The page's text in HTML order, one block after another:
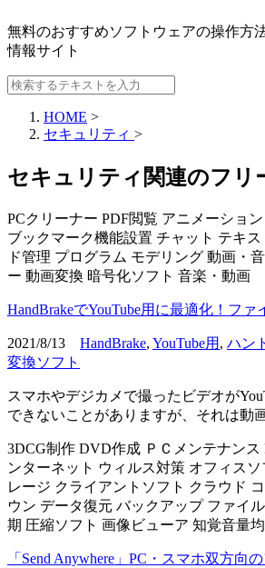
無料のおすすめソフトウェアの操作方
情報サイト
HOME >
セキュリティ >
セキュリティ関連のフリ
PCクリーナー PDF閲覧 アニメーション
ブックマーク機能設置 チャット テキス
ド管理 プログラム モデリング 動画・
ー 動画変換 暗号化ソフト 音楽・動画
HandBrakeでYouTube用に最適化！ファ
2021/8/13 HandBrake, YouTube用 , ハン
変換ソフト
スマホやデジカメで撮ったビデオが
できないことがありますが、それは動
3DCG制作 DVD作成 ＰＣメンテナンス
ンターネット ウィルス対策 オフィスソ
レージ クライアントソフト クラウド
ウン データ復元 バックアップ ファイ
期 圧縮ソフト 画像ビューア 知覚音量
「Send Anywhere」PC・スマホ双方向